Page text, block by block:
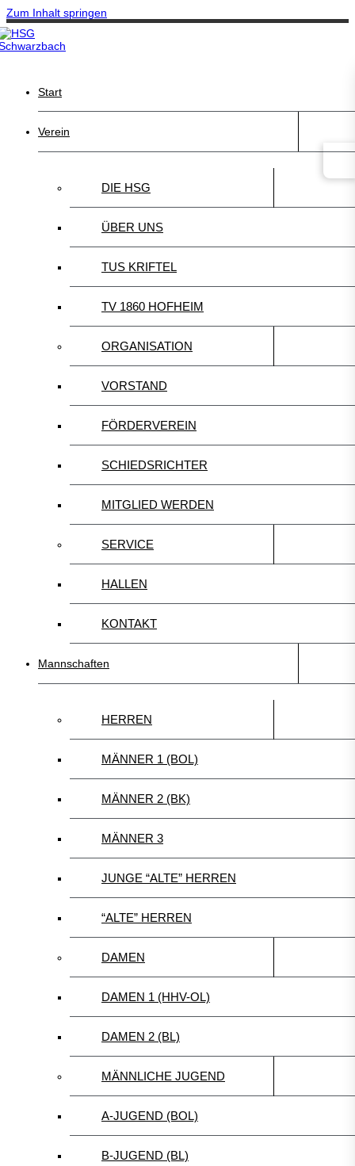
Zum Inhalt springen
Start
Verein
DIE HSG
ÜBER UNS
TUS KRIFTEL
TV 1860 HOFHEIM
ORGANISATION
VORSTAND
FÖRDERVEREIN
SCHIEDSRICHTER
MITGLIED WERDEN
SERVICE
HALLEN
KONTAKT
Mannschaften
HERREN
MÄNNER 1 (BOL)
MÄNNER 2 (BK)
MÄNNER 3
JUNGE “ALTE” HERREN
“ALTE” HERREN
DAMEN
DAMEN 1 (HHV-OL)
DAMEN 2 (BL)
MÄNNLICHE JUGEND
A-JUGEND (BOL)
B-JUGEND (BL)